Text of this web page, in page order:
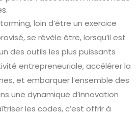
loin d’être un exercice
se révèle être, lorsqu’il est
des outils les plus puissants
entrepreneuriale, accélérer la
et embarquer l’ensemble des
une dynamique d’innovation
les codes, c’est offrir à